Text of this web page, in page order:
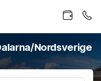
Nordsverige